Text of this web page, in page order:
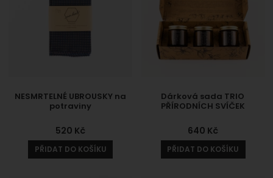
NESMRTELNÉ UBROUSKY na
potraviny
520 Kč
PŘIDAT DO KOŠÍKU
Dárková sada TRIO
PŘÍRODNÍCH SVÍČEK
640 Kč
PŘIDAT DO KOŠÍKU